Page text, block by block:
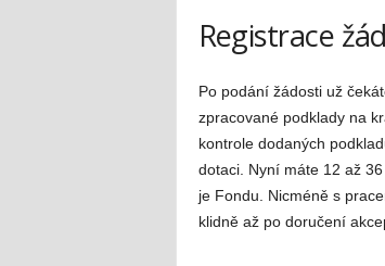
Registrace
Po podání žádosti už
zpracované podklady na
kontrole dodaných
dotaci. Nyní máte 12 až
je Fondu. Nicméně s
klidně až po doručení